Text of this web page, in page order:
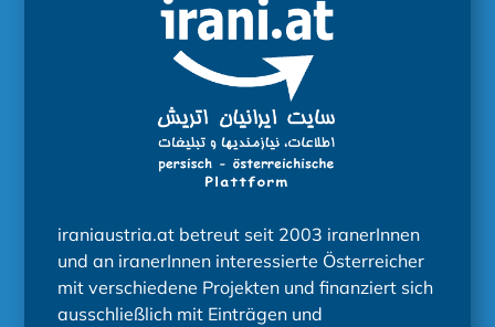
iraniaustria.at betreut seit 2003 iranerInnen
und an iranerInnen interessierte Österreicher
mit verschiedene Projekten und finanziert sich
ausschließlich mit Einträgen und